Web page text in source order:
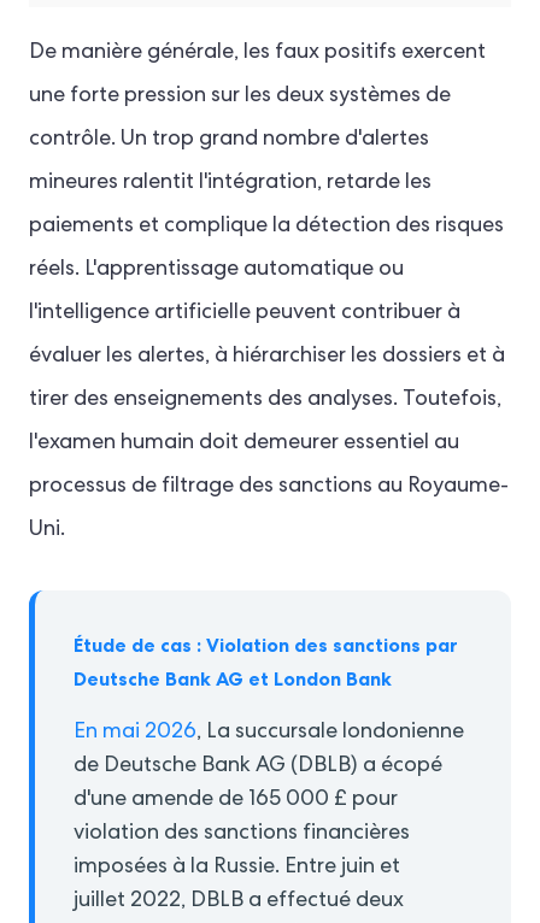
De manière générale, les faux positifs exercent
une forte pression sur les deux systèmes de
contrôle. Un trop grand nombre d'alertes
mineures ralentit l'intégration, retarde les
paiements et complique la détection des risques
réels. L'apprentissage automatique ou
l'intelligence artificielle peuvent contribuer à
évaluer les alertes, à hiérarchiser les dossiers et à
tirer des enseignements des analyses. Toutefois,
l'examen humain doit demeurer essentiel au
processus de filtrage des sanctions au Royaume-
Uni.
Étude de cas : Violation des sanctions par
Deutsche Bank AG et London Bank
En mai 2026, La succursale londonienne
de Deutsche Bank AG (DBLB) a écopé
d'une amende de 165 000 £ pour
violation des sanctions financières
imposées à la Russie. Entre juin et
juillet 2022, DBLB a effectué deux